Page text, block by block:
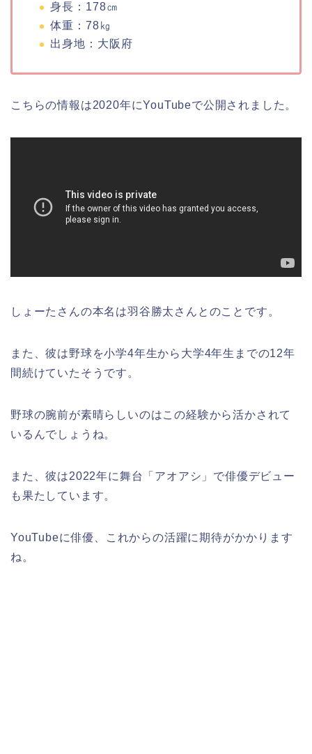
身長：178㎝
体重：78㎏
出身地：大阪府
こちらの情報は2020年にYouTubeで公開されました。
しょーたさんの本名は羽谷勝太さんとのことです。
また、彼は野球を小学4年生から大学4年生までの12年
間続けていたそうです。
野球の腕前が素晴らしいのはこの経験から活かされて
いるんでしょうね。
また、彼は2022年に舞台「アオアシ」で俳優デビュー
も果たしています。
YouTubeに俳優、これからの活躍に期待がかかります
ね。